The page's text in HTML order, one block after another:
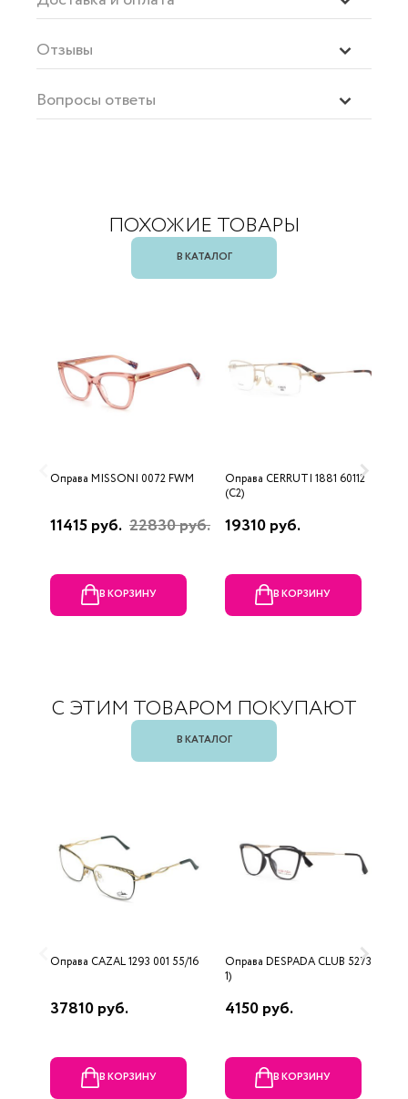
Отзывы
Вопросы ответы
ПОХОЖИЕ ТОВАРЫ
В КАТАЛОГ
Оправа MISSONI 0072 FWM
11415 руб. 22830 руб.
В КОРЗИНУ
Оправа CERRUTI 1881 60112
(C2)
19310 руб.
В КОРЗИНУ
С ЭТИМ ТОВАРОМ ПОКУПАЮТ
В КАТАЛОГ
Оправа CAZAL 1293 001 55/16
37810 руб.
В КОРЗИНУ
Оправа DESPADA CLUB 5273 (C
1)
4150 руб.
В КОРЗИНУ